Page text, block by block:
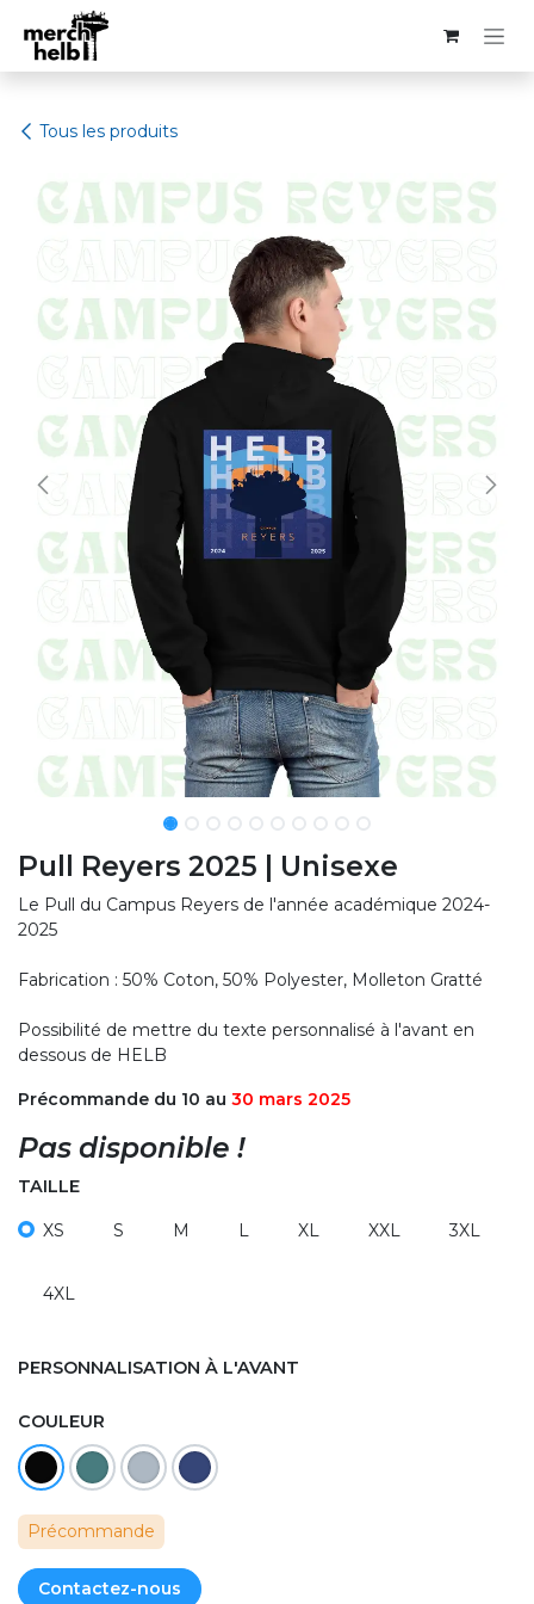
Se rendre au contenu
Tous les produits
Pull Reyers 2025 | Unisexe
Le Pull du Campus Reyers de l'année académique 2024-
2025
Fabrication : 50% Coton, 50% Polyester, Molleton Gratté
Possibilité de mettre du texte personnalisé à l'avant en
dessous de HELB
Précommande du 10 au 30 mars 2025
Pas disponible !
TAILLE
XS S M L XL XXL 3XL
4XL
PERSONNALISATION À L'AVANT
COULEUR
Précommande
Contactez-nous